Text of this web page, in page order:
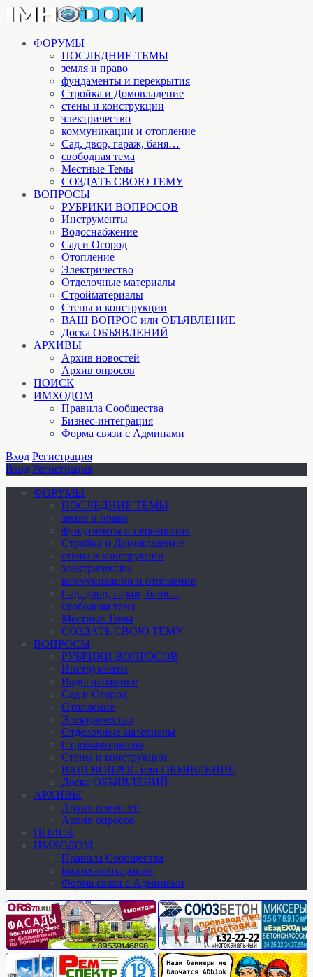
ФОРУМЫ
ПОСЛЕДНИЕ ТЕМЫ
земля и право
фундаменты и перекрытия
Стройка и Домовладение
стены и конструкции
электричество
коммуникации и отопление
Cад, двор, гараж, баня…
свободная тема
Местные Темы
СОЗДАТЬ СВОЮ ТЕМУ
ВОПРОСЫ
РУБРИКИ ВОПРОСОВ
Инструменты
Водоснабжение
Сад и Огород
Отопление
Электричество
Отделочные материалы
Стройматериалы
Стены и конструкции
ВАШ ВОПРОС или ОБЪЯВЛЕНИЕ
Доска ОБЪЯВЛЕНИЙ
АРХИВЫ
Архив новостей
Архив опросов
ПОИСК
ИМХОДОМ
Правила Сообщества
Бизнес-интеграция
Форма связи с Админами
Вход Регистрация
Вход Регистрация
ФОРУМЫ
ПОСЛЕДНИЕ ТЕМЫ
земля и право
фундаменты и перекрытия
Стройка и Домовладение
стены и конструкции
электричество
коммуникации и отопление
Cад, двор, гараж, баня…
свободная тема
Местные Темы
СОЗДАТЬ СВОЮ ТЕМУ
ВОПРОСЫ
РУБРИКИ ВОПРОСОВ
Инструменты
Водоснабжение
Сад и Огород
Отопление
Электричество
Отделочные материалы
Стройматериалы
Стены и конструкции
ВАШ ВОПРОС или ОБЪЯВЛЕНИЕ
Доска ОБЪЯВЛЕНИЙ
АРХИВЫ
Архив новостей
Архив опросов
ПОИСК
ИМХОДОМ
Правила Сообщества
Бизнес-интеграция
Форма связи с Админами